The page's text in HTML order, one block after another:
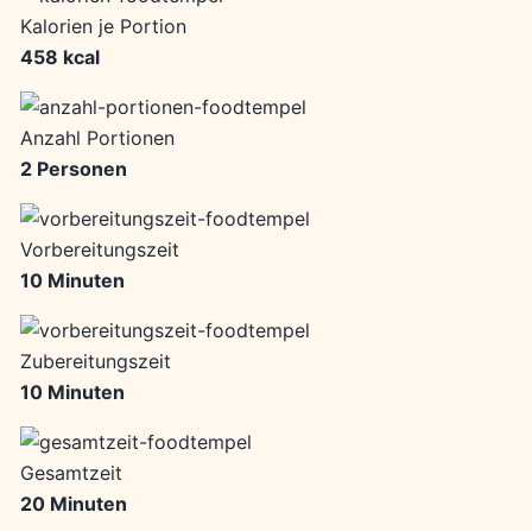
Kalorien je Portion
458 kcal
Anzahl Portionen
2 Personen
Vorbereitungszeit
10 Minuten
Zubereitungszeit
10 Minuten
Gesamtzeit
20 Minuten